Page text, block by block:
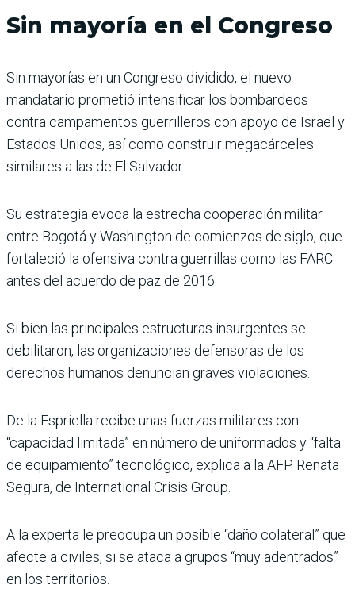
Sin mayoría en el Congreso
Sin mayorías en un Congreso dividido, el nuevo
mandatario prometió intensificar los bombardeos
contra campamentos guerrilleros con apoyo de Israel y
Estados Unidos, así como construir megacárceles
similares a las de El Salvador.
Su estrategia evoca la estrecha cooperación militar
entre Bogotá y Washington de comienzos de siglo, que
fortaleció la ofensiva contra guerrillas como las FARC
antes del acuerdo de paz de 2016.
Si bien las principales estructuras insurgentes se
debilitaron, las organizaciones defensoras de los
derechos humanos denuncian graves violaciones.
De la Espriella recibe unas fuerzas militares con
“capacidad limitada” en número de uniformados y “falta
de equipamiento” tecnológico, explica a la AFP Renata
Segura, de International Crisis Group.
A la experta le preocupa un posible “daño colateral” que
afecte a civiles, si se ataca a grupos “muy adentrados”
en los territorios.